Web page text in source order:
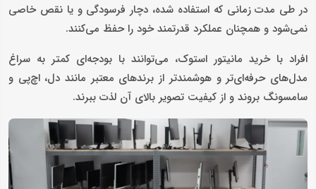
در طی مدت زمانی که استفاده شده، دچار فرسودگی و یا نقص خاصی
نمی‌‎شود و همچنان عملکرد قدرتمند خود را حفظ می‌کنند.
افراد با خرید مانیتور استوک، می‌توانند با بودجه‌ای کمتر به سراغ
مدل‌های حرفه‌ای‌تر و هوشمندتر از برندهای معتبر مانند دل، اچ‌پی و
سامسونگ بروند و از کیفیت تصویر بالای آن لذت ببرند.